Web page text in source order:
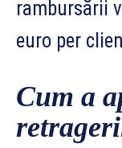
rambursării
euro per
Cum a